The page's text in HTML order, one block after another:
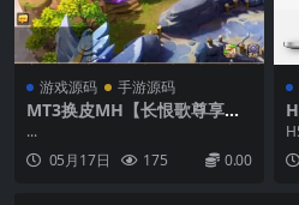
游戏源码 手游源码
MT3换皮MH【长恨歌尊享挂
机版】最新整理单机一键即玩
镜像端+Linux手工服务端+安
卓苹果双端+GM后台+详细搭
...
05月17日
175 0.00